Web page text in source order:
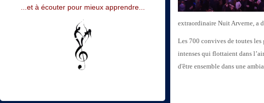
...et à écouter pour mieux apprendre...
extraordinaire Nuit Arverne, a
Les 700 convives de toutes
intenses qui flottaient dans
d'être ensemble dans une